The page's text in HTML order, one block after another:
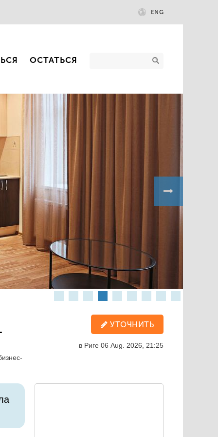
ENG
ОСТАТЬСЯ
УТОЧНИТЬ
в Риге 06 Aug. 2026, 21:25